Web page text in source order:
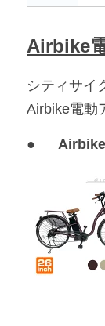
Airbike
シティサイ
Airbike電動
●